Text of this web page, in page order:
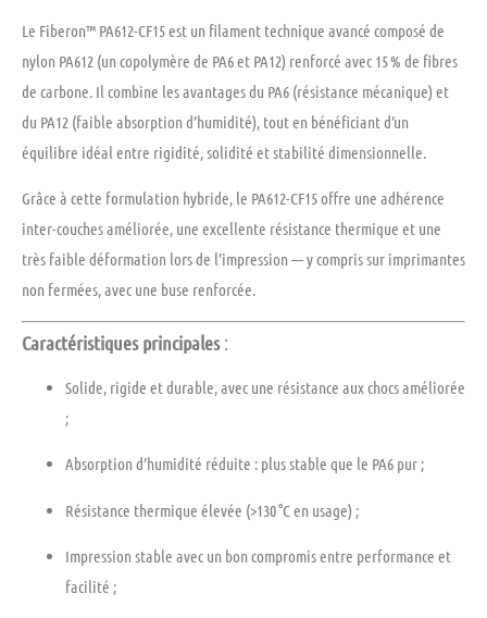
Le Fiberon™ PA612-CF15est un filament technique avancé composé de
nylon PA612 (un copolymère de PA6 et PA12) renforcé avec 15 % de fibres
de carbone. Il combine les avantages du PA6 (résistance mécanique) et
du PA12 (faible absorption d’humidité), tout en bénéficiant d’un
équilibre idéal entre rigidité, solidité et stabilité dimensionnelle.
Grâce à cette formulation hybride, le PA612-CF15 offre une adhérence
inter-couches améliorée, une excellente résistance thermique et une
très faible déformation lors de l’impression — y compris sur imprimantes
non fermées, avec une buse renforcée.
Caractéristiques principales:
Solide, rigide et durable, avec une résistance aux chocs améliorée
;
Absorption d’humidité réduite : plus stable que le PA6 pur ;
Résistance thermique élevée (>130 °C en usage) ;
Impression stable avec un bon compromis entre performance et
facilité ;